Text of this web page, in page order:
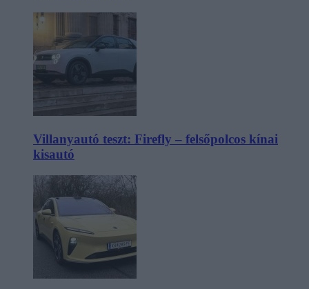
Villanyautó teszt: Firefly – felsőpolcos kínai
kisautó